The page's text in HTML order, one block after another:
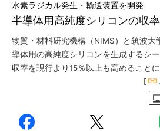
半導体用高純度シリコンの収
水素ラジカル発生・輸送装置を開発
物質・材料研究機構（NIMS）と筑波大
導体用の高純度シリコンを生成するシ
収率を現行より15％以上も高めることに
[